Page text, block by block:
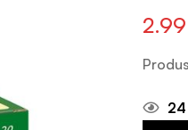
2.99
24